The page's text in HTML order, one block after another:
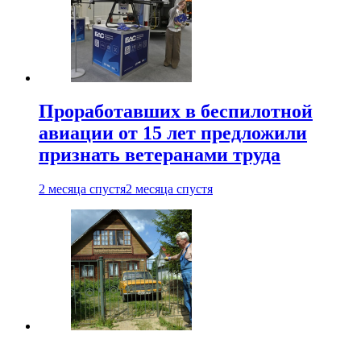
Проработавших в беспилотной
авиации от 15 лет предложили
признать ветеранами труда
2 месяца спустя2 месяца спустя